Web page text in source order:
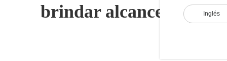
Inglés
brindar alcance de